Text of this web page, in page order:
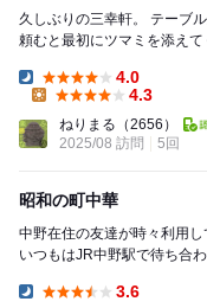
久しぶりの三幸軒。 テーブル席に３人で、瓶ビールからの開宴。 お酒を
頼むと最初にツマミを添えてくれますよ♪ ・ピーマ
Dinner:
4.0
4.3
ねりまる （2656）
2025/08 訪問
5回
昭和の町中華
中野在住の友達が時々利用し
いつもはJR中野駅で待ち合
3.6